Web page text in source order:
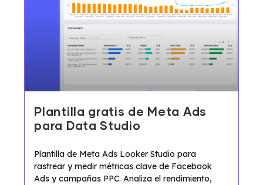
Plantilla gratis de Meta Ads
para Data Studio
Plantilla de Meta Ads Looker Studio para
rastrear y medir métricas clave de Facebook
Ads y campañas PPC. Analiza el rendimiento,